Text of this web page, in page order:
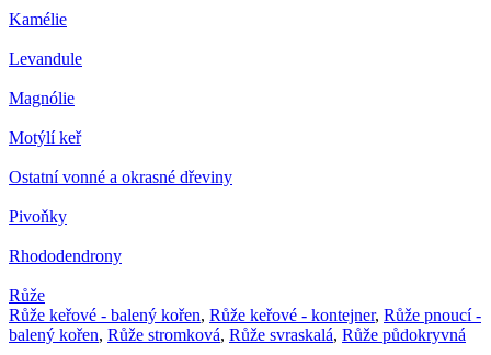
Kamélie
Levandule
Magnólie
Motýlí keř
Ostatní vonné a okrasné dřeviny
Pivoňky
Rhododendrony
Růže
Růže keřové - balený kořen, Růže keřové - kontejner, Růže pnoucí -
balený kořen, Růže stromková, Růže svraskalá, Růže půdokryvná